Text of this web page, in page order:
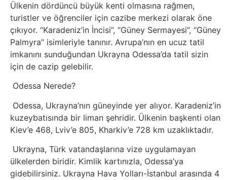
Bilgi
Bilgisayar
Bilim
Bitcoin
Bitkiler
Çizgi
Film
Ülkenin dördüncü büyük kenti olmasına rağmen,
turistler ve öğrenciler için cazibe merkezi olarak öne
çıkıyor. “Karadeniz’in İncisi”, “Güney Sermayesi”, “Güney
Palmyra” isimleriyle tanınır. Avrupa’nın en ucuz tatil
imkanını sunduğundan Ukrayna Odessa’da tatil sizin
için de cazip gelebilir.
Odessa Nerede?
Odessa, Ukrayna’nın güneyinde yer alıyor. Karadeniz’in
kuzeybatısında bir liman şehridir. Ülkenin başkenti olan
Kiev’e 468, Lviv’e 805, Kharkiv’e 728 km uzaklıktadır.
Ukrayna, Türk vatandaşlarına vize uygulamayan
ülkelerden biridir. Kimlik kartınızla, Odessa’ya
gidebilirsiniz. Ukrayna Hava Yolları-İstanbul arasında 4